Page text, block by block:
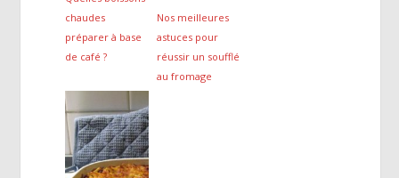
chaudes
préparer à base
de café ?
Nos meilleures
astuces pour
réussir un soufflé
au fromage